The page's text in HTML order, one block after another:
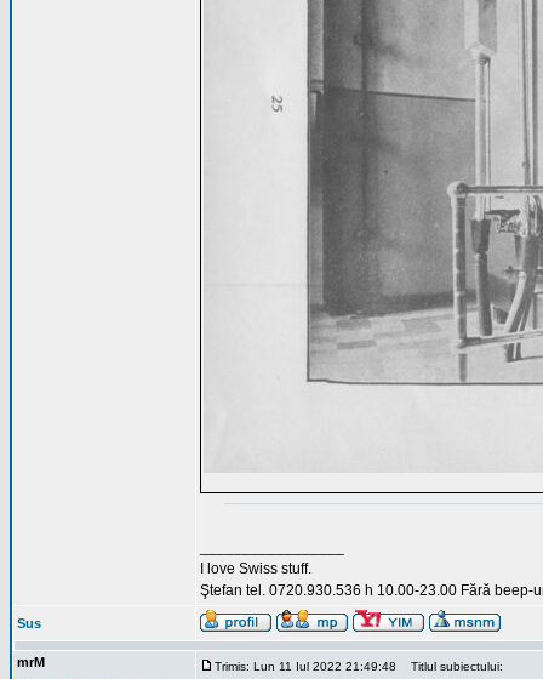
I love Swiss stuff.
Ştefan tel. 0720.930.536 h 10.00-23.00 Fără beep-
Sus
mrM Trimis: Lun 11 Iul 2022 21:49:48 Titlul subiectului: